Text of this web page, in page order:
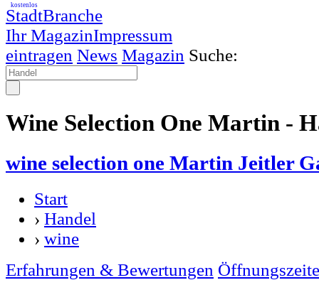
StadtBranche
Ihr MagazinImpressum
kostenlos
eintragen News Magazin Suche:
Wine Selection One Martin -
wine selection one Martin Jeitler
Start
› Handel
› wine
Erfahrungen & Bewertungen